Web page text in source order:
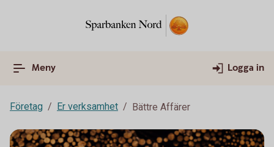
Meny Logga in
Företag Er verksamhet Bättre Affärer